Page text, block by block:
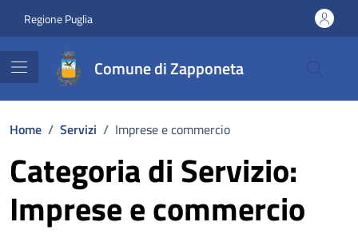
Regione Puglia
Comune di Zapponeta
Home / Servizi / Imprese e commercio
Categoria di Servizio:
Imprese e commercio